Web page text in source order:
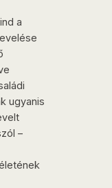
a
ugyanis
–